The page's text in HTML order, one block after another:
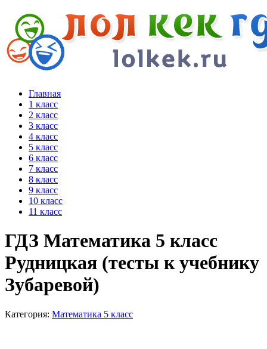
Главная
1 класс
2 класс
3 класс
4 класс
5 класс
6 класс
7 класс
8 класс
9 класс
10 класс
11 класс
ГДЗ Математика 5 класс
Рудницкая (тесты к учебнику
Зубаревой)
Категория: Математика 5 класс